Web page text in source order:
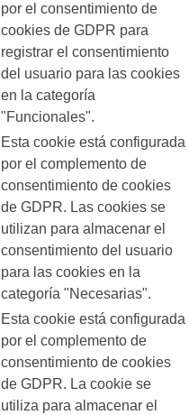
por el consentimiento de
cookies de GDPR para
registrar el consentimiento
del usuario para las cookies
en la categoría
"Funcionales".
Esta cookie está configurada
por el complemento de
consentimiento de cookies
de GDPR. Las cookies se
utilizan para almacenar el
consentimiento del usuario
para las cookies en la
categoría "Necesarias".
Esta cookie está configurada
por el complemento de
consentimiento de cookies
de GDPR. La cookie se
utiliza para almacenar el